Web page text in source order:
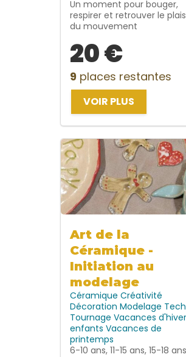
Un moment pour bouger,
respirer et retrouver le
du mouvement
20 €
9 places restantes
VOIR PLUS
Art de la
Céramique -
Initiation au
modelage
Céramique Créativité
Décoration Modelage
Tournage Vacances d'hiver
enfants Vacances de
printemps
6-10 ans, 11-15 ans, 15-18 ans